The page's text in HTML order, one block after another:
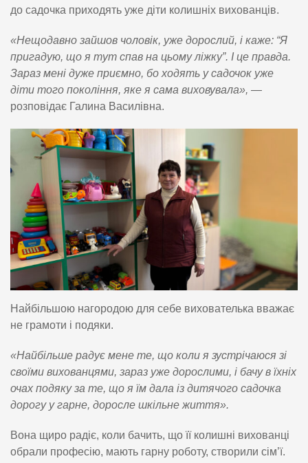
до садочка приходять уже діти колишніх вихованців.
«Нещодавно зайшов чоловік, уже дорослий, і каже: “Я
пригадую, що я тут спав на цьому ліжку”. І це правда.
Зараз мені дуже приємно, бо ходять у садочок уже
діти того покоління, яке я сама виховувала», —
розповідає Галина Василівна.
Найбільшою нагородою для себе вихователька вважає
не грамоти і подяки.
«Найбільше радує мене те, що коли я зустрічаюся зі
своїми вихованцями, зараз уже дорослими, і бачу в їхніх
очах подяку за те, що я їм дала із дитячого садочка
дорогу у гарне, доросле шкільне життя».
Вона щиро радіє, коли бачить, що її колишні вихованці
обрали професію, мають гарну роботу, створили сім’ї.